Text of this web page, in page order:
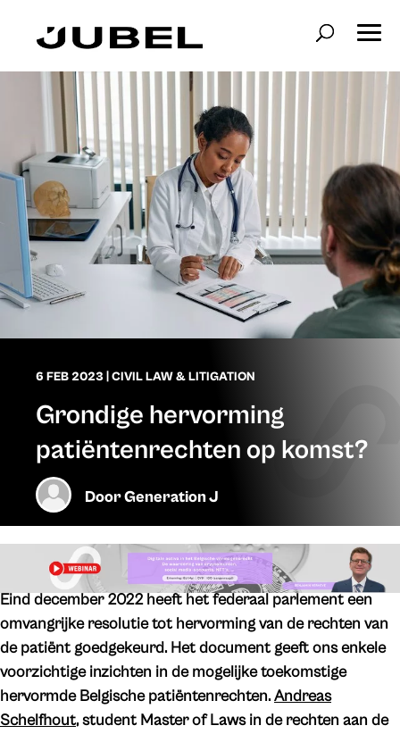
6 FEB 2023 CIVIL LAW & LITIGATION
Grondige hervorming
patiëntenrechten op komst?
DoorGeneration J
Eind december 2022 heeft het federaal parlement een
omvangrijke resolutie tot hervorming van de rechten van
de patiënt goedgekeurd. Het document geeft ons enkele
voorzichtige inzichten in de mogelijke toekomstige
hervormde Belgische patiëntenrechten.Andreas
Schelfhout, student Master of Laws in de rechten aan de